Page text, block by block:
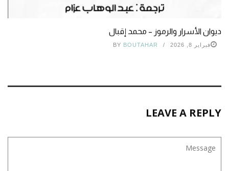
ديوان الأسرار والرموز – محمد إقبال
فبراير 8, 2026 BY BOUTAHAR
LEAVE A REPLY